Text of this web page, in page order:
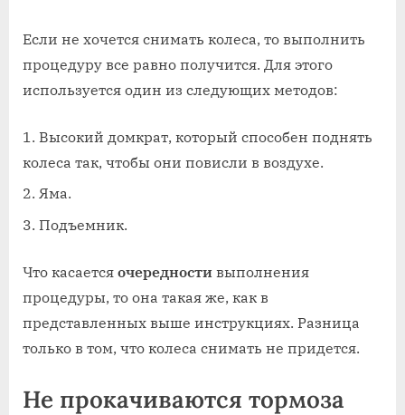
Если не хочется снимать колеса, то выполнить
процедуру все равно получится. Для этого
используется один из следующих методов:
Высокий домкрат, который способен поднять
колеса так, чтобы они повисли в воздухе.
Яма.
Подъемник.
Что касается очередности выполнения
процедуры, то она такая же, как в
представленных выше инструкциях. Разница
только в том, что колеса снимать не придется.
Не прокачиваются тормоза